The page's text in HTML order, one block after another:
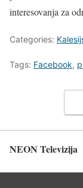
interesovanja za
Categories:
Tags: Facebook,
NEON Televizija